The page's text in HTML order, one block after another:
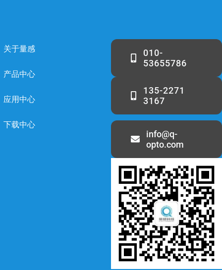
关于量感
产品中心
应用中心
下载中心
010-
53655786
135-2271
3167
info@q-
opto.com